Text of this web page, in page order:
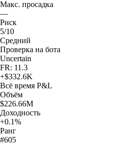
Макс. просадка
—
Риск
5/10
Средний
Проверка на бота
Uncertain
FR: 11.3
+$332.6K
Всё время P&L
Объём
$226.66M
Доходность
+0.1%
Ранг
#605